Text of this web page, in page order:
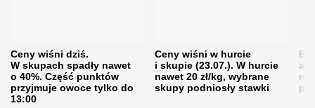
Ceny wiśni dziś.
W skupach spadły nawet
o 40%. Część punktów
przyjmuje owoce tylko do
13:00
Ceny wiśni w hurcie
i skupie (23.07.). W hurcie
nawet 20 zł/kg, wybrane
skupy podniosły stawki